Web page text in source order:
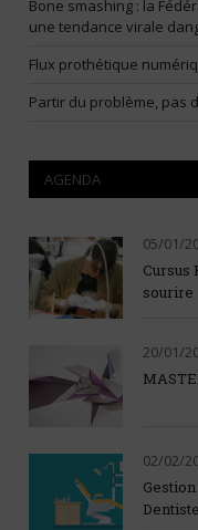
Bone smashing : la
une tendance virale
Flux prothétique
Partir du problème, pas
AGENDA
05/01/
Cursus
sourire
20/01/
02/02/